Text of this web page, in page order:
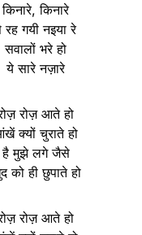
किनारे, किनारे
रह गयी नइया रे
सवालों भरे हो
ये सारे नज़ारे
रोज़ आते हो
क्यों चुराते हो
है मुझे लगे जैसे
को ही छुपाते हो
रोज़ आते हो